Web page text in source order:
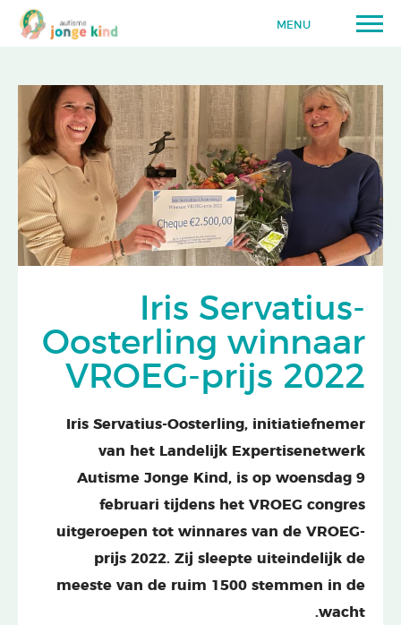
MENU
Iris Servatius-
Oosterling winnaar
VROEG-prijs 2022
Iris Servatius-Oosterling, initiatiefnemer
van het Landelijk Expertisenetwerk
Autisme Jonge Kind, is op woensdag 9
februari tijdens het VROEG congres
uitgeroepen tot winnares van de VROEG-
prijs 2022. Zij sleepte uiteindelijk de
meeste van de ruim 1500 stemmen in de
wacht.